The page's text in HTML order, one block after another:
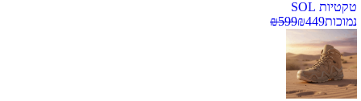
טקטיות SOL
נמוכות
₪449
₪599